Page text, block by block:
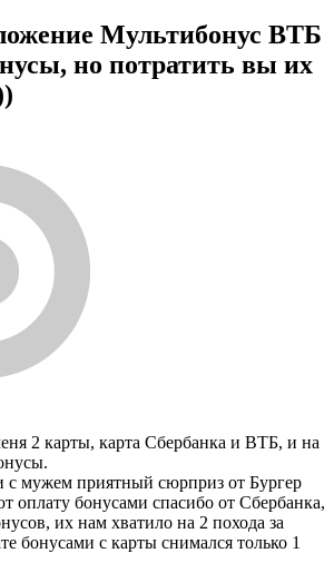
Мультибонус ВТБ
но потратить вы их
2 карты, карта Сбербанка и ВТБ, и на
с мужем приятный сюрприз от Бургер
оплату бонусами спасибо от Сбербанка,
их нам хватило на 2 похода за
бонусами с карты снимался только 1